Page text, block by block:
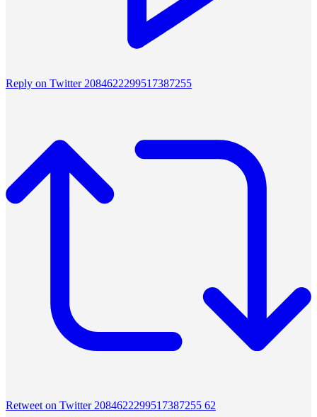
Reply on Twitter 2084622299517387255
Retweet on Twitter 2084622299517387255 62